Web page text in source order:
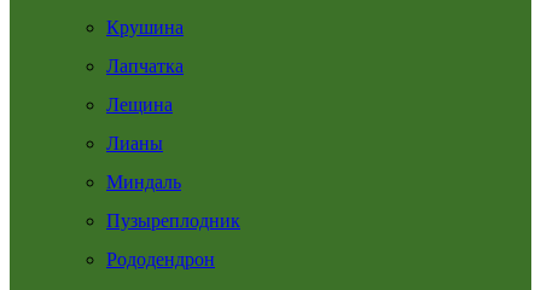
Крушина
Лапчатка
Лещина
Лианы
Миндаль
Пузыреплодник
Рододендрон